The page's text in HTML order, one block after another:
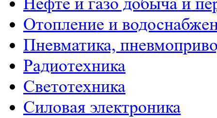
Отопление и
Пневматика,
Радиотехника
Светотехника
Силовая электроника